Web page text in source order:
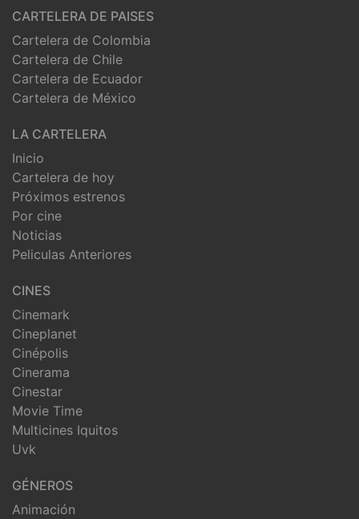
CARTELERA DE PAISES
Cartelera de Colombia
Cartelera de Chile
Cartelera de Ecuador
Cartelera de México
LA CARTELERA
Inicio
Cartelera de hoy
Próximos estrenos
Por cine
Noticias
Peliculas Anteriores
CINES
Cinemark
Cineplanet
Cinépolis
Cinerama
Cinestar
Movie Time
Multicines Iquitos
Uvk
GÉNEROS
Animación